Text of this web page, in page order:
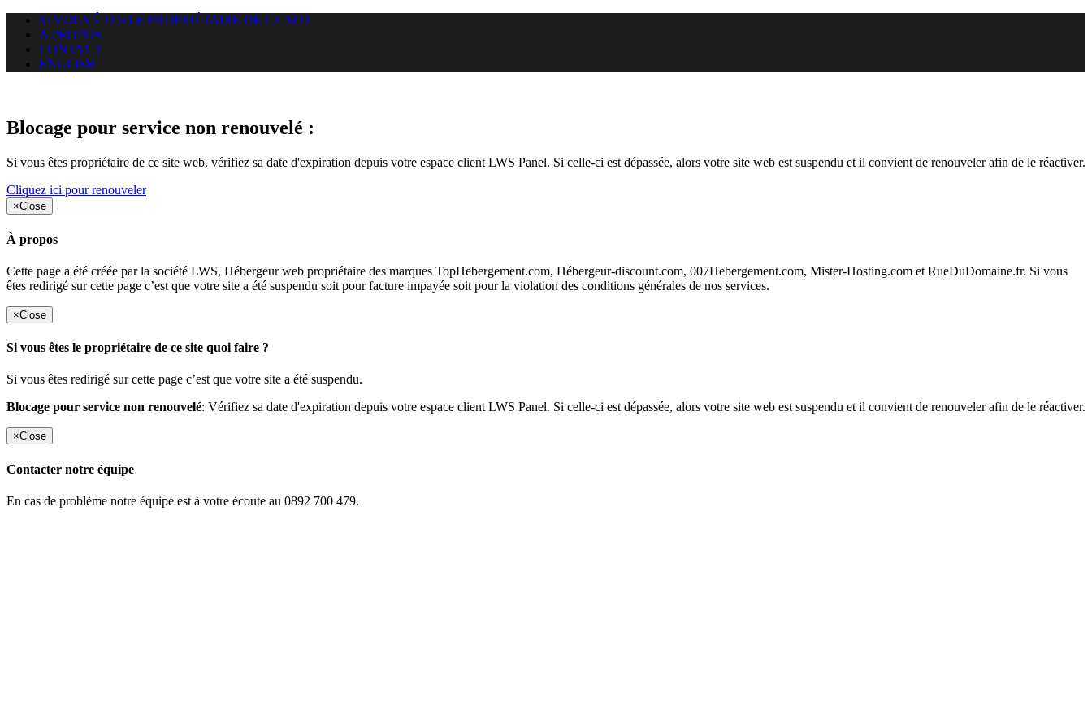
SI VOUS ÊTES LE PROPRIÉTAIRE DE CE SITE
A PROPOS
CONTACT
ENGLISH
Blocage pour service non renouvelé :
Si vous êtes propriétaire de ce site web, vérifiez sa date d'expiration depuis votre espace client LWS Panel. Si celle-ci est dépassée, alors votre site web est suspendu et il convient de renouveler afin de le réactiver.
Cliquez ici pour renouveler
×Close
À propos
Cette page a été créée par la société LWS, Hébergeur web propriétaire des marques TopHebergement.com, Hébergeur-discount.com, 007Hebergement.com, Mister-Hosting.com et RueDuDomaine.fr. Si vous
êtes redirigé sur cette page c’est que votre site a été suspendu soit pour facture impayée soit pour la violation des conditions générales de nos services.
×Close
Si vous êtes le propriétaire de ce site quoi faire ?
Si vous êtes redirigé sur cette page c’est que votre site a été suspendu.
Blocage pour service non renouvelé: Vérifiez sa date d'expiration depuis votre espace client LWS Panel. Si celle-ci est dépassée, alors votre site web est suspendu et il convient de renouveler afin de le réactiver.
×Close
Contacter notre équipe
En cas de problème notre équipe est à votre écoute au 0892 700 479.